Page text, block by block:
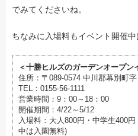
でみてくださいね。
ちなみに入場料もイベント開催中
＜十勝ヒルズのガーデンオープン
住所：〒089-0574 中川郡幕別町
TEL：0155-56-1111
営業時間：9：00～18：00
開催期間：4/22～5/12
入場料：大人800円・中学生400
中は入園無料)